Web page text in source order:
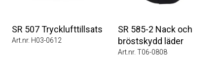
SR 507 Trycklufttillsats
Art.nr. H03-0612
SR 585-2 Nack och
bröstskydd läder
Art.nr. T06-0808